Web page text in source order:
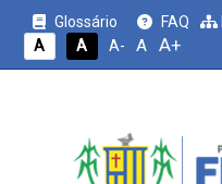
Glossário FAQ
A
A A- A A+